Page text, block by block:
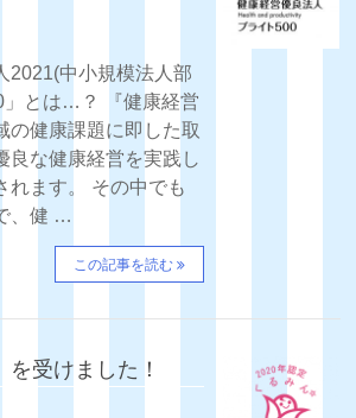
中小規模法人部
とは…？ 『健康経営
の健康課題に即した取
良な健康経営を実践し
れます。 その中でも
、健 …
この記事を読む
を受けました！